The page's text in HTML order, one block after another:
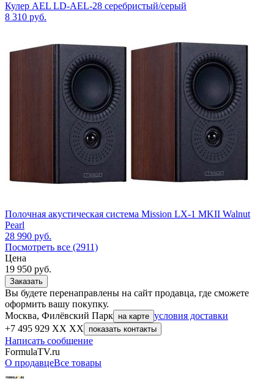
Кулер AEL LD-AEL-28 серебристый/серый
8 310 руб.
Полочная акустическая система Mission LX-1 MKII Walnut
Pearl
28 990 руб.
Посмотреть все (2911)
Цена
19 950 руб.
Заказать
Вы будете перенаправлены на сайт продавца, где сможете
оформить вашу покупку.
Москва, Филёвский Парк на карте условия доставки
+7 495 929 XX XX
показать контакты
Написать сообщение
FormulaTV.ru
О продавцеВсе товары